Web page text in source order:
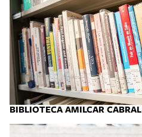
BIBLIOTECA AMILCAR CABRAL